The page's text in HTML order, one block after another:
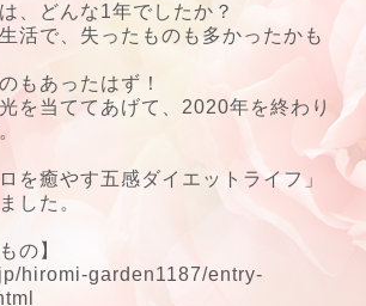
、どんな1年でしたか？
活で、失ったものも多かったかも
もあったはず！
を当ててあげて、2020年を終わり
を癒やす五感ダイエットライフ」
した。
の】
hiromi-garden1187/entry-